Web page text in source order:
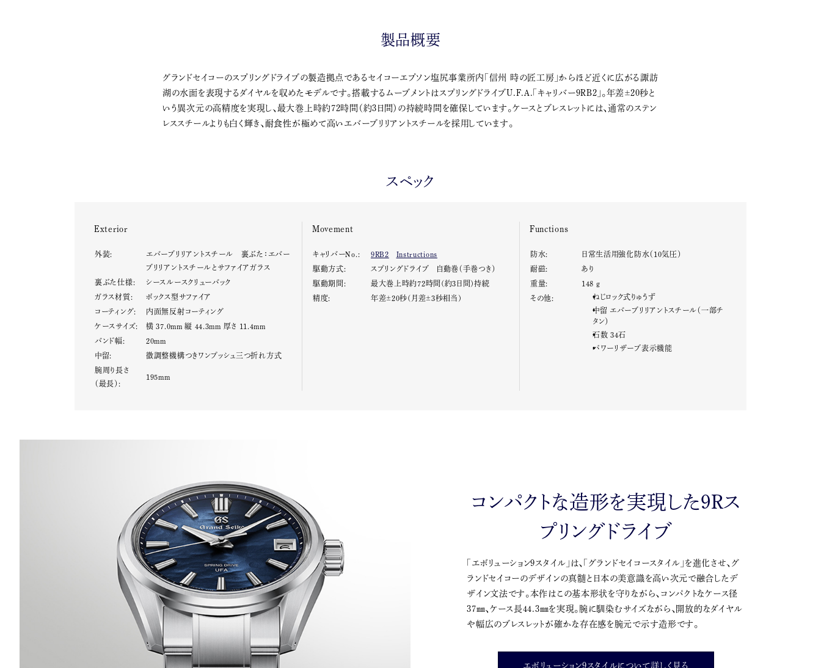
製品概要
グランドセイコーのスプリングドライブの製造拠点であるセイコーエプソン塩尻事業所内「信州 時の匠工房」からほど近くに広がる諏訪
湖の水面を表現するダイヤルを収めたモデルです。搭載するムーブメントはスプリングドライブU.F.A.「キャリバー9RB2」。年差±20秒と
いう異次元の高精度を実現し、最大巻上時約72時間（約3日間）の持続時間を確保しています。ケースとブレスレットには、通常のステン
レススチールよりも白く輝き、耐食性が極めて高いエバーブリリアントスチールを採用しています。
スペック
Exterior
外装:
エバーブリリアントスチール 裏ぶた：エバー
ブリリアントスチールとサファイアガラス
裏ぶた仕様:
シースルースクリューバック
ガラス材質:
ボックス型サファイア
コーティング:
内面無反射コーティング
ケースサイズ:
横 37.0mm 縦 44.3mm 厚さ 11.4mm
バンド幅:
20mm
中留:
微調整機構つきワンプッシュ三つ折れ方式
腕周り長さ
（最長）:
195mm
Movement
キャリバーNo.: 9RB2
Instructions
駆動方式:
スプリングドライブ 自動巻（手巻つき）
駆動期間:
最大巻上時約72時間(約3日間)持続
精度:
年差±20秒(月差±3秒相当)
Functions
防水:
日常生活用強化防水（10気圧）
耐磁:
あり
重量:
148 g
その他:
ねじロック式りゅうず
中留 エバーブリリアントスチール（一部チ
タン）
石数 34石
パワーリザーブ表示機能
コンパクトな造形を実現した9Rス
プリングドライブ
「エボリューション9スタイル」は、「グランドセイコースタイル」を進化させ、グ
ランドセイコーのデザインの真髄と日本の美意識を高い次元で融合したデ
ザイン文法です。本作はこの基本形状を守りながら、コンパクトなケース径
37㎜、ケース長44.3㎜を実現。腕に馴染むサイズながら、開放的なダイヤル
や幅広のブレスレットが確かな存在感を腕元で示す造形です。
エボリューション9スタイルについて詳しく見る